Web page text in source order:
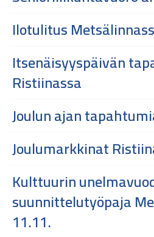
Ilotulitus
Itsenäisyyspäivän
Ristiinassa
Joulun ajan
Joulumarkkinat
Kulttuurin
suunnittelutyöpaja
11.11.